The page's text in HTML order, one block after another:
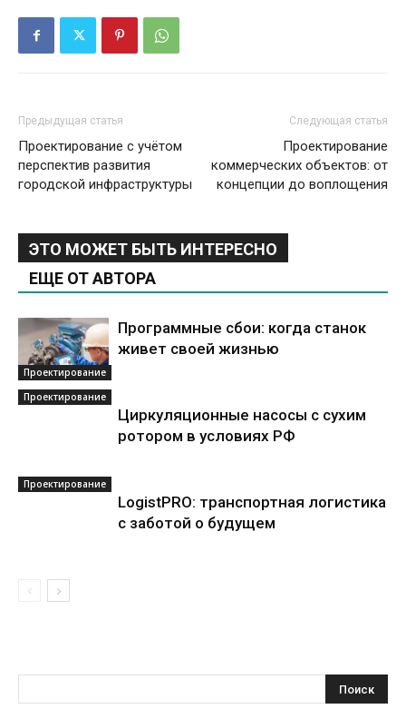
Предыдущая статья
Проектирование с учётом
перспектив развития
городской инфраструктуры
Следующая статья
Проектирование
коммерческих объектов: от
концепции до воплощения
ЭТО МОЖЕТ БЫТЬ ИНТЕРЕСНО
ЕЩЕ ОТ АВТОРА
Проектирование
Программные сбои: когда станок
живет своей жизнью
Проектирование
Циркуляционные насосы с сухим
ротором в условиях РФ
Проектирование
LogistPRO: транспортная логистика
с заботой о будущем